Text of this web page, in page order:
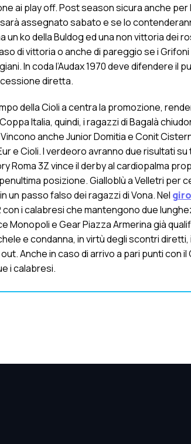
ai play off. Post season sicura anche per
assegnato sabato e se lo
un ko della Buldog ed una non vittoria dei
di vittoria o anche di pareggio se i
In coda l’Audax 1970 deve difendere il
diretta.
della Cioli a centra la promozione,
Italia, quindi, i ragazzi di Bagalà
anche Junior Domitia e Conit
e Cioli. I verdeoro avranno due risultati
Roma 3Z vince il derby al cardiopalma
posizione. Gialloblù a Velletri per
un passo falso dei ragazzi di Vona. Nel
i calabresi che mantengono due
Monopoli e Gear Piazza Armerina già
e condanna, in virtù degli scontri
Anche in caso di arrivo a pari punti con
i calabresi.